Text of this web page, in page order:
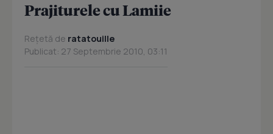
Prajiturele cu Lamiie
Rețetă de ratatouille
Publicat: 27 Septembrie 2010, 03:11